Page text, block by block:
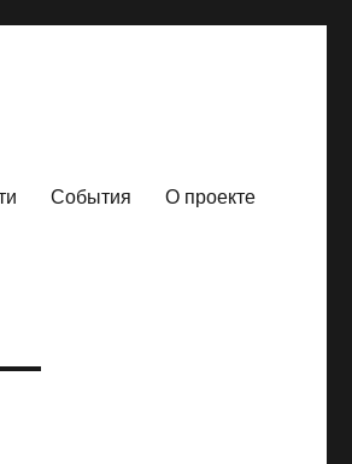
События О проекте